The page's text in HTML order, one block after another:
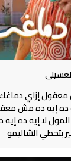
معقول إزاي
ده إيه ده مش
لا إيه ده
بتحطي الشاليمو